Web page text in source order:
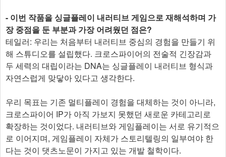
- 이번 작품을 싱글플레이 내러티브 게임으로 재해석하며 가
장 중점을 둔 부분과 가장 어려웠던 점은?
테일러: 우리는 처음부터 내러티브 중심의 경험을 만들기 위
해 스튜디오를 설립했다. 크로스파이어의 전술적 긴장감과
두 세력의 대립이라는 DNA는 싱글플레이 내러티브 형식과
자연스럽게 맞닿아 있다고 생각한다.
우리 목표는 기존 멀티플레이 경험을 대체하는 것이 아니라,
크로스파이어 IP가 아직 가보지 못했던 새로운 카테고리로
확장하는 것이었다. 내러티브와 게임플레이는 서로 유기적으
로 이어지며, 게임플레이 자체가 스토리텔링의 일부여야 한
다는 것이 댓츠노문이 가지고 있는 개발 철학이다.